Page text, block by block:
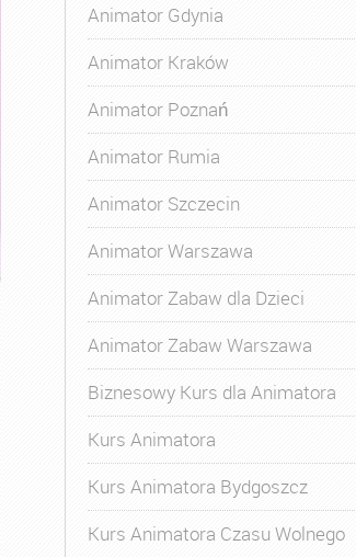
Animator Gdynia
Animator Kraków
Animator Poznań
Animator Rumia
Animator Szczecin
Animator Warszawa
Animator Zabaw dla Dzieci
Animator Zabaw Warszawa
Biznesowy Kurs dla Animatora
Kurs Animatora
Kurs Animatora Bydgoszcz
Kurs Animatora Czasu Wolnego